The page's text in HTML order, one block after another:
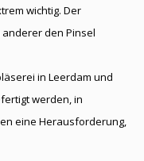
wichtig. Der
den Pinsel
in Leerdam und
werden, in
eine Herausforderung,